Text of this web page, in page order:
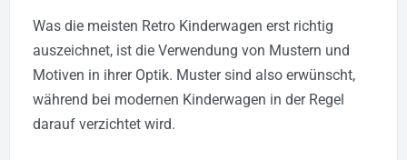
Was die meisten Retro Kinderwagen erst richtig
auszeichnet, ist die Verwendung von Mustern und
Motiven in ihrer Optik. Muster sind also erwünscht,
während bei modernen Kinderwagen in der Regel
darauf verzichtet wird.